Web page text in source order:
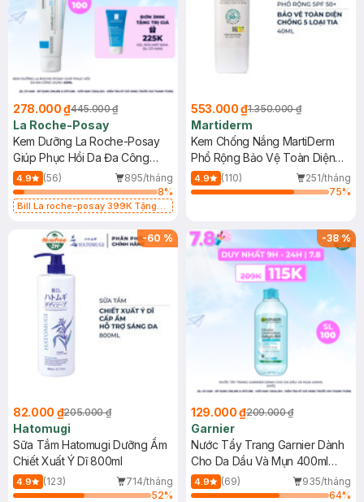
278.000 ₫445.000 ₫
La Roche-Posay
Kem Dưỡng La Roche-Posay
Giúp Phục Hồi Da Đa Công
Dụng 40ml
4.9 (56)
895/tháng
8%
Bill La roche-posay 399K Tặng
(SL có hạn)
553.000 ₫1.350.000 ₫
Martiderm
Kem Chống Nắng MartiDerm
Phổ Rộng Bảo Vệ Toàn Diện
40ml
4.9 (110)
251/tháng
75%
-60 %
82.000 ₫205.000 ₫
Hatomugi
Sữa Tắm Hatomugi Dưỡng Ẩm
Chiết Xuất Ý Dĩ 800ml
4.9 (123)
714/tháng
52%
-38%
129.000 ₫209.000 ₫
Garnier
Nước Tẩy Trang Garnier Dành
Cho Da Dầu Và Mụn 400ml
(Mới)
4.9 (69)
935/tháng
64%